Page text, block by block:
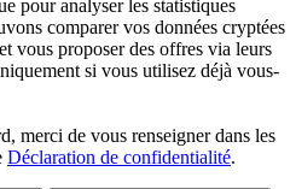
pour analyser les statistiques
comparer vos données cryptées
vous proposer des offres via leurs
si vous utilisez déjà vous-
merci de vous renseigner dans les
Déclaration de confidentialité.